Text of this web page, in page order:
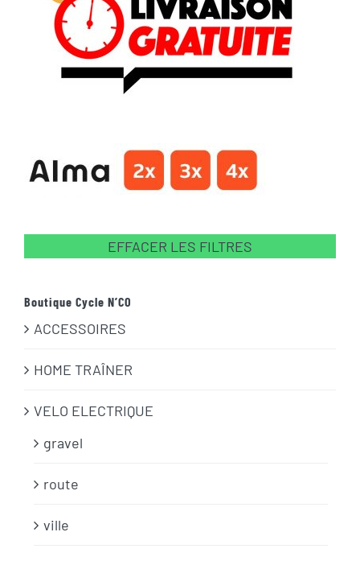
EFFACER LES FILTRES
Boutique Cycle N’CO
ACCESSOIRES
HOME TRAÎNER
VELO ELECTRIQUE
gravel
route
ville